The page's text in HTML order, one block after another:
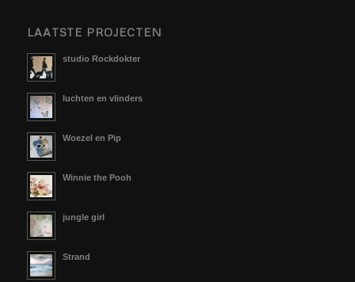
LAATSTE PROJECTEN
studio Rockdokter
luchten en vlinders
Woezel en Pip
Winnie the Pooh
jungle girl
Strand